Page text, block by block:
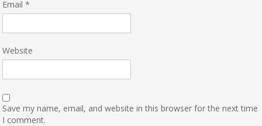
Email *
Website
Save my name, email, and website in this browser for the next time
I comment.